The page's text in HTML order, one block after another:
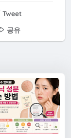
Tweet
공유